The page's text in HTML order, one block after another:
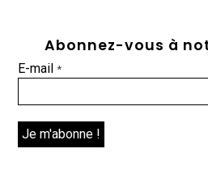
Abonnez-vous à
E-mail*